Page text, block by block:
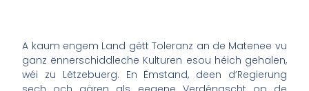
A kaum engem Land gëtt Toleranz an de Matenee vu
ganz ënnerschiddleche Kulturen esou héich gehalen,
wéi zu Lëtzebuerg. En Ëmstand, deen d’Regierung